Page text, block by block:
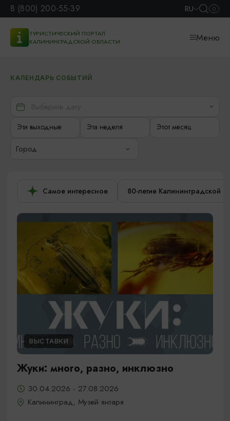
8 (800) 200-55-39 RU
ТУРИСТИЧЕСКИЙ ПОРТАЛ
КАЛИНИНГРАДСКОЙ ОБЛАСТИ
Меню
КАЛЕНДАРЬ СОБЫТИЙ
Эти выходные Эта неделя Этот месяц
Город
Самое интересное 80-летие Калининградской
ВЫСТАВКИ
Жуки: много, разно, инклюзно
30.04.2026 - 27.08.2026
Калининград, Музей янтаря